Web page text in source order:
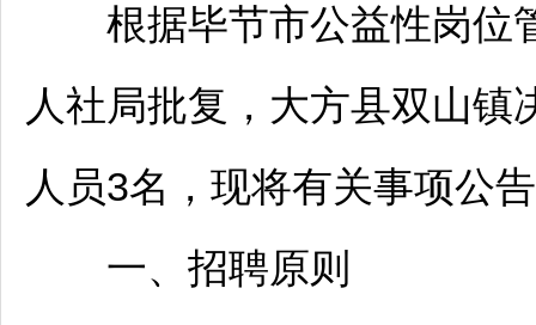
根据毕节市公益性岗位
人社局批复， 大方县双山镇
人员3名，现将有关事项公
一、 招聘原则